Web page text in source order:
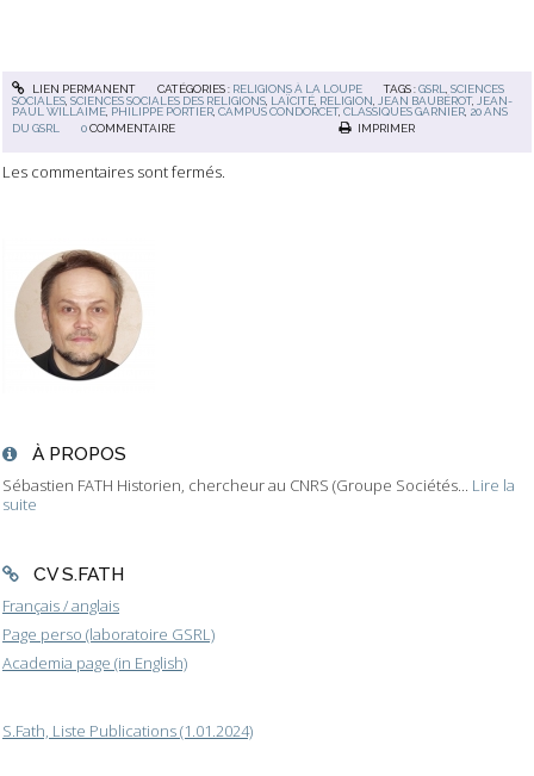
À PROPOS
Sébastien FATH Historien, chercheur au CNRS (Groupe Sociétés... Lire la
suite
CV S.FATH
Français / anglais
Page perso (laboratoire GSRL)
Academia page (in English)
S.Fath, Liste Publications (1.01.2024)
LIEN PERMANENT CATÉGORIES : RELIGIONS À LA LOUPE TAGS :GSRL ,SCIENCES
SOCIALES ,SCIENCES SOCIALES DES RELIGIONS LAÏCITÉ RELIGION JEAN BAUBÉROT, JEAN-
PAUL WILLAIME PHILIPPE PORTIER ,CAMPUS CONDORCET,CLASSIQUES GARNIER 20 ANS
DU GSRL
0 COMMENTAIRE IMPRIMER
Les commentaires sont fermés.